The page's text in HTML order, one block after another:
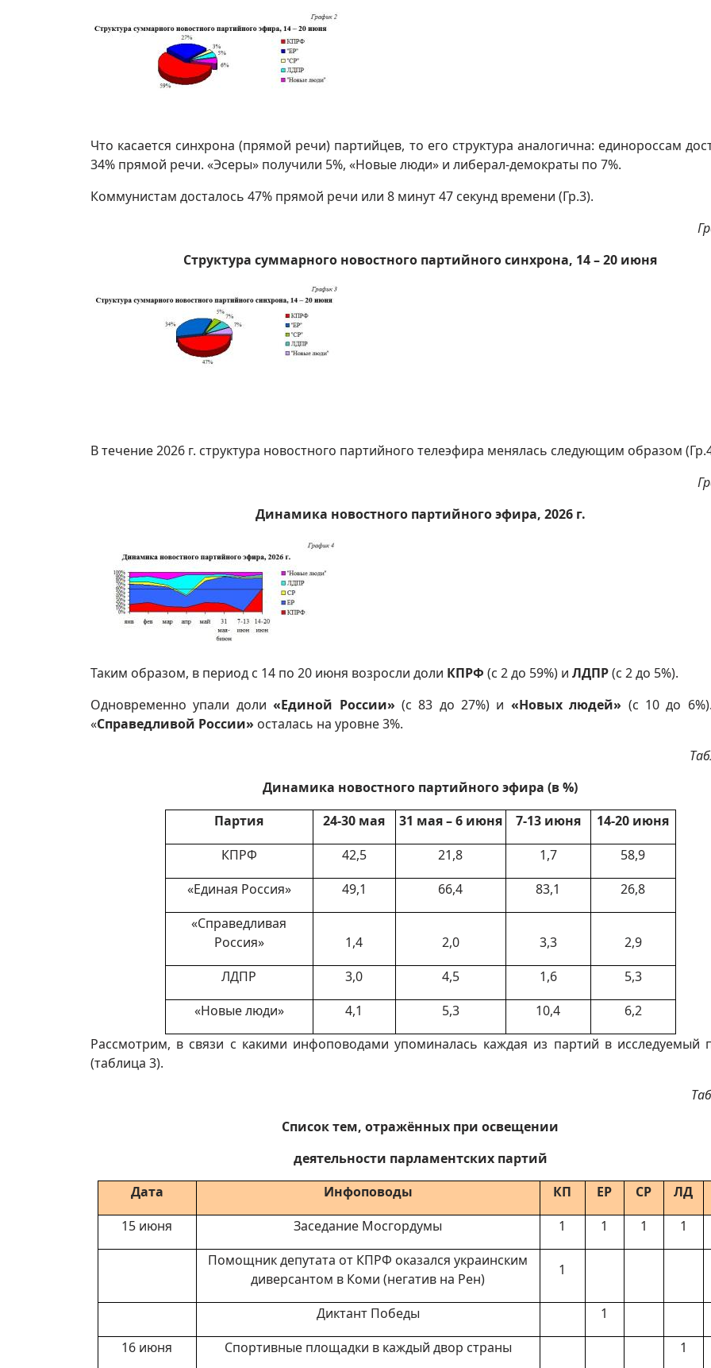
Что касается синхрона (прямой речи) партийцев, то его структура аналогична: единороссам
34% прямой речи. «Эсеры» получили 5%, «Новые люди» и либерал-демократы по 7%.
Коммунистам досталось 47% прямой речи или 8 минут 47 секунд времени (Гр.3).
Структура суммарного новостного партийного синхрона, 14 – 20 июня
В течение 2026 г. структура новостного партийного телеэфира менялась следующим образом
Динамика новостного партийного эфира, 2026 г.
Таким образом, в период с 14 по 20 июня возросли доли КПРФ (с 2 до 59%) и ЛДПР(с 2 до 5%).
Одновременно упали доли«Единой России» (с 83 до 27%) и «Новых людей» (с 10 до
«Справедливой России» осталась на уровне 3%.
Динамика новостного партийного эфира (в %)
Партия
24-30 мая 31 мая – 6 июня 7-13 июня
14-20 июня
КПРФ
42,5 21,8 1,7
58,9
«Единая Россия»
49,1 66,4 83,1
26,8
«Справедливая
Россия»
1,4 2,0 3,3
2,9
ЛДПР
3,0 4,5 1,6
5,3
«Новые люди»
4,1 5,3 10,4
6,2
Рассмотрим, в связи с какими инфоповодами упоминалась каждая из партий в исследуемый
(таблица 3).
Список тем, отражённых при освещении
деятельности парламентских партий
Дата
Инфоповоды КП ЕР СР ЛД
15 июня
Заседание Мосгордумы 1 1 1 1
Помощник депутата от КПРФ оказался украинским
диверсантом в Коми (негатив на Рен)
1
Диктант Победы
1
16 июня
Спортивные площадки в каждый двор страны 1